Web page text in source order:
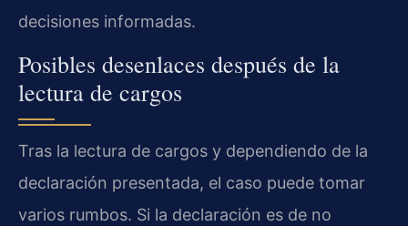
decisiones informadas.
Posibles desenlaces después de la
lectura de cargos
Tras la lectura de cargos y dependiendo de la
declaración presentada, el caso puede tomar
varios rumbos. Si la declaración es de no